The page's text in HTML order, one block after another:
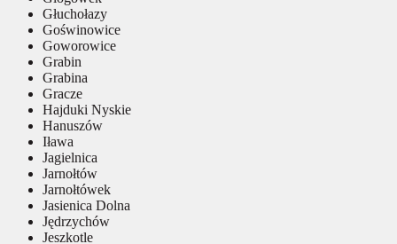
Głuchołazy
Goświnowice
Goworowice
Grabin
Grabina
Gracze
Hajduki Nyskie
Hanuszów
Iława
Jagielnica
Jarnołtów
Jarnołtówek
Jasienica Dolna
Jędrzychów
Jeszkotle